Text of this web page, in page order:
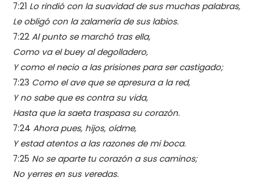
7:21 Lo rindió con la suavidad de sus muchas palabras,
Le obligó con la zalamería de sus labios.
7:22Al punto se marchó tras ella,
Como va el buey al degolladero,
Y como el necio a las prisiones para ser castigado;
7:23 Como el ave que se apresura a la red,
Y no sabe que es contra su vida,
Hasta que la saeta traspasa su corazón.
7:24Ahora pues, hijos, oídme,
Y estad atentos a las razones de mi boca.
7:25 No se aparte tu corazón a sus caminos;
No yerres en sus veredas.